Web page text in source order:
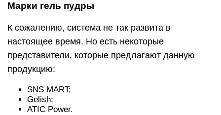
Марки гель пудры
К сожалению, система не так развита в
настоящее время. Но есть некоторые
представители, которые предлагают данную
продукцию:
SNS MART;
Gelish;
ATIC Power.